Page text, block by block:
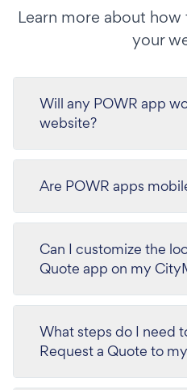
Learn more about
your
Will any POWR app
website?
Are POWR apps
Can I customize the
Quote app on my
What steps do I need
Request a Quote to